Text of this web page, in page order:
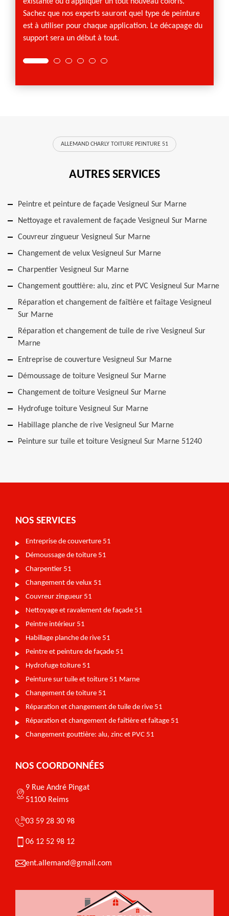
Sachez que nos experts sauront quel type de peinture
est à utiliser pour chaque application. Le décapage du
support sera un début à tout.
ALLEMAND CHARLY TOITURE PEINTURE 51
AUTRES SERVICES
Peintre et peinture de façade Vesigneul Sur Marne
Nettoyage et ravalement de façade Vesigneul Sur Marne
Couvreur zingueur Vesigneul Sur Marne
Changement de velux Vesigneul Sur Marne
Charpentier Vesigneul Sur Marne
Changement gouttière: alu, zinc et PVC Vesigneul Sur Marne
Réparation et changement de faîtière et faîtage Vesigneul
Sur Marne
Réparation et changement de tuile de rive Vesigneul Sur
Marne
Entreprise de couverture Vesigneul Sur Marne
Démoussage de toiture Vesigneul Sur Marne
Changement de toiture Vesigneul Sur Marne
Hydrofuge toiture Vesigneul Sur Marne
Habillage planche de rive Vesigneul Sur Marne
Peinture sur tuile et toiture Vesigneul Sur Marne 51240
NOS SERVICES
Entreprise de couverture 51
Démoussage de toiture 51
Charpentier 51
Changement de velux 51
Couvreur zingueur 51
Nettoyage et ravalement de façade 51
Peintre intérieur 51
Habillage planche de rive 51
Peintre et peinture de façade 51
Hydrofuge toiture 51
Peinture sur tuile et toiture 51 Marne
Changement de toiture 51
Réparation et changement de tuile de rive 51
Réparation et changement de faîtière et faîtage 51
Changement gouttière: alu, zinc et PVC 51
NOS COORDONNÉES
9 Rue André Pingat
51100 Reims
03 59 28 30 98
06 12 52 98 12
ent.allemand@gmail.com